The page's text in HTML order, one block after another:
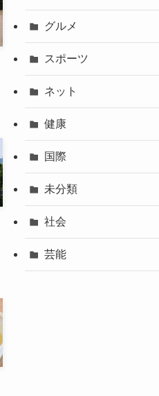
グルメ
スポーツ
ネット
健康
国際
未分類
社会
芸能